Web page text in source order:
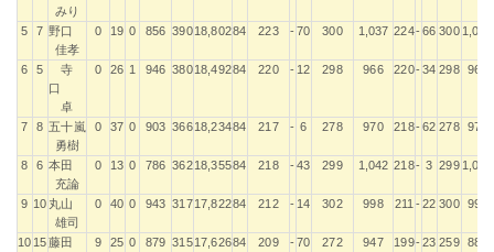
みり
5 7 野口
佳孝
0 19 0 856 39018,80284 223 -70 300 1,037 224-66 300 1,037
6 5
寺
口
卓
0 26 1 946 38018,49284 220 - 12 298 966 220-34 298 966
7 8 五十嵐
勇樹
0 37 0 903 36618,23484 217 - 6 278 970 218-62 278 970
8 6 本田
充論
0 13 0 786 36218,35584 218 -43 299 1,042 218- 3 299 1,042
9 10 丸山
雄司
0 40 0 943 31717,82284 212 - 14 302 998 211 -22 300 998
10 15藤田
9 25 0 879 31517,62684 209 -70 272 947 199-23 259 883